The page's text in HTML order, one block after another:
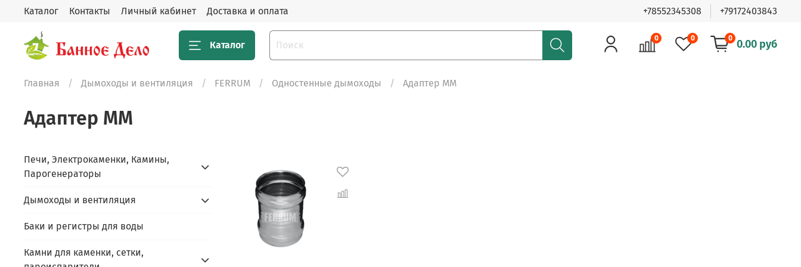
Каталог Контакты Личный кабинет Доставка и оплата +78552345308 +79172403843
Каталог
0 0 0 0.00 руб
Главная Дымоходы и вентиляция FERRUM Одностенные дымоходы Адаптер ММ
Адаптер ММ
Печи, Электрокаменки, Камины,
Парогенераторы
Дымоходы и вентиляция
Баки и регистры для воды
Камни для каменки, сетки,